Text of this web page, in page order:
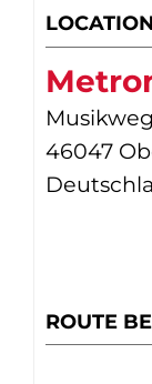
LOCATION
Musikweg
46047
ROUTE